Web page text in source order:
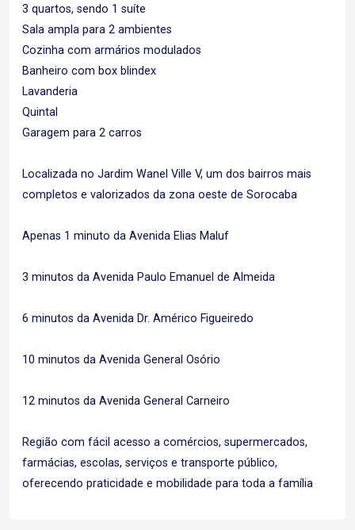
3 quartos, sendo 1 suíte
Sala ampla para 2 ambientes
Cozinha com armários modulados
Banheiro com box blindex
Lavanderia
Quintal
Garagem para 2 carros
Localizada no Jardim Wanel Ville V, um dos bairros mais
completos e valorizados da zona oeste de Sorocaba
Apenas 1 minuto da Avenida Elias Maluf
3 minutos da Avenida Paulo Emanuel de Almeida
6 minutos da Avenida Dr. Américo Figueiredo
10 minutos da Avenida General Osório
12 minutos da Avenida General Carneiro
Região com fácil acesso a comércios, supermercados,
farmácias, escolas, serviços e transporte público,
oferecendo praticidade e mobilidade para toda a família